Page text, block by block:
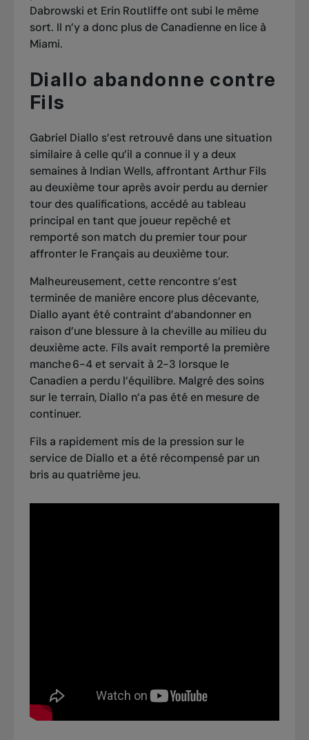
Dabrowski et Erin Routliffe ont subi le même
sort. Il n’y a donc plus de Canadienne en lice à
Miami.
Diallo abandonne contre
Fils
Gabriel Diallo s’est retrouvé dans une situation
similaire à celle qu’il a connue il y a deux
semaines à Indian Wells, affrontant Arthur Fils
au deuxième tour après avoir perdu au dernier
tour des qualifications, accédé au tableau
principal en tant que joueur repêché et
remporté son match du premier tour pour
affronter le Français au deuxième tour.
Malheureusement, cette rencontre s’est
terminée de manière encore plus décevante,
Diallo ayant été contraint d’abandonner en
raison d’une blessure à la cheville au milieu du
deuxième acte. Fils avait remporté la première
manche 6-4 et servait à 2-3 lorsque le
Canadien a perdu l’équilibre. Malgré des soins
sur le terrain, Diallo n’a pas été en mesure de
continuer.
Fils a rapidement mis de la pression sur le
service de Diallo et a été récompensé par un
bris au quatrième jeu.